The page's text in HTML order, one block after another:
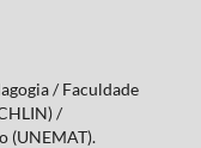
/ Faculdade
/
(UNEMAT).